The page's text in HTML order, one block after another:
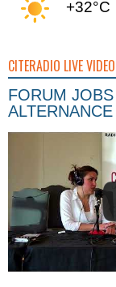
+32°C
CITERADIO LIVE VIDEO
FORUM JOBS